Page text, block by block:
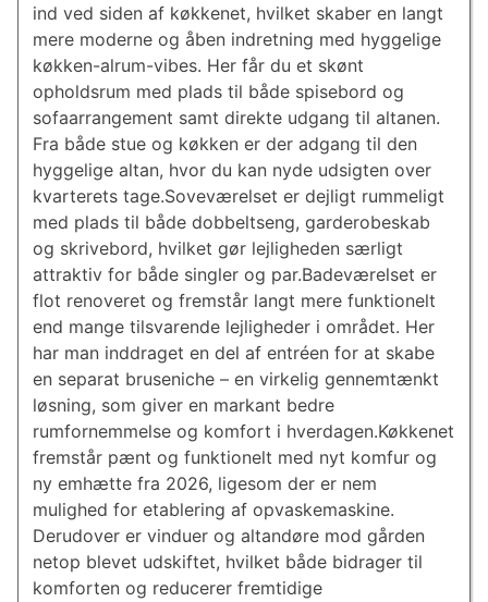
ind ved siden af køkkenet, hvilket skaber en langt
mere moderne og åben indretning med hyggelige
køkken-alrum-vibes. Her får du et skønt
opholdsrum med plads til både spisebord og
sofaarrangement samt direkte udgang til altanen.
Fra både stue og køkken er der adgang til den
hyggelige altan, hvor du kan nyde udsigten over
kvarterets tage.Soveværelset er dejligt rummeligt
med plads til både dobbeltseng, garderobeskab
og skrivebord, hvilket gør lejligheden særligt
attraktiv for både singler og par.Badeværelset er
flot renoveret og fremstår langt mere funktionelt
end mange tilsvarende lejligheder i området. Her
har man inddraget en del af entréen for at skabe
en separat bruseniche – en virkelig gennemtænkt
løsning, som giver en markant bedre
rumfornemmelse og komfort i hverdagen.Køkkenet
fremstår pænt og funktionelt med nyt komfur og
ny emhætte fra 2026, ligesom der er nem
mulighed for etablering af opvaskemaskine.
Derudover er vinduer og altandøre mod gården
netop blevet udskiftet, hvilket både bidrager til
komforten og reducerer fremtidige